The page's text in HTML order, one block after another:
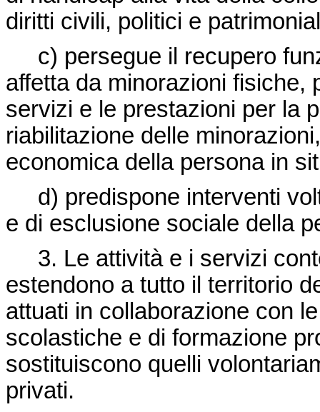
diritti civili, politici e
c) persegue il recupero
affetta da minorazioni fisiche,
servizi e le prestazioni per la
riabilitazione delle
economica della persona in
d) predispone interventi
e di esclusione sociale della
3. Le attività e i servizi
estendono a tutto il territorio
attuati in collaborazione con
scolastiche e di formazione
sostituiscono quelli
privati.